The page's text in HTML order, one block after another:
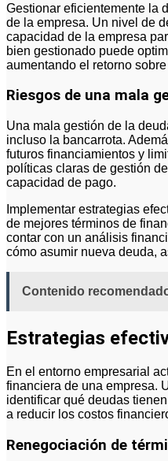
Gestionar eficientemente la
de la empresa. Un nivel de
capacidad de la empresa
bien gestionado puede
aumentando el retorno
Riesgos de una mala
Una mala gestión de la
incluso la bancarrota.
futuros financiamientos y
políticas claras de gestión
capacidad de pago.
Implementar estrategias
de mejores términos de
contar con un análisis
cómo asumir nueva deuda,
Contenido
Estrategias
En el entorno empresarial
financiera de una empresa.
identificar qué deudas
a reducir los costos
Renegociación de